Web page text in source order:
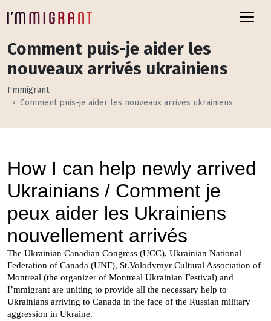
Comment puis-je aider les
nouveaux arrivés ukrainiens
I'mmigrant
Comment puis-je aider les nouveaux arrivés ukrainiens